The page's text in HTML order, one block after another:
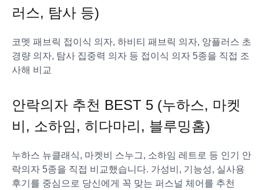
러스, 탐사 등)
코멧 패브릭 접이식 의자, 하비티 패브릭 의자, 앙플러스 초
경량 의자, 탐사 집중력 의자 등 접이식 의자 5종을 직접 조
사해 비교
안락의자 추천 BEST 5 (누하스, 마켓
비, 소하임, 히다마리, 블루밍홈)
누하스 뉴클래식, 마켓비 스누그, 소하임 레트로 등 인기 안
락의자 5종을 직접 비교했습니다. 가성비, 기능성, 실사용
후기를 중심으로 당신에게 꼭 맞는 퍼스널 체어를 추천